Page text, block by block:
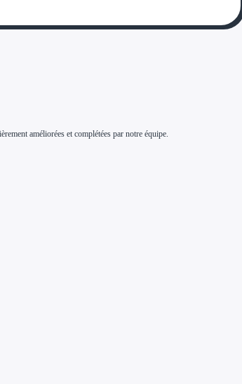
améliorées et complétées par notre équipe.